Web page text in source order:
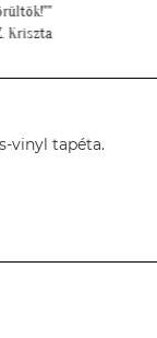
vinyl tapéta.